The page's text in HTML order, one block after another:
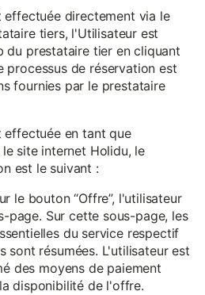
effectuée directement via le
tiers, l'Utilisateur est
du prestataire tier en cliquant
processus de réservation est
fournies par le prestataire
effectuée en tant que
site internet Holidu, le
est le suivant :
le bouton “Offre”, l'utilisateur
page. Sur cette sous-page, les
du service respectif
sont résumées. L'utilisateur est
des moyens de paiement
disponibilité de l'offre.